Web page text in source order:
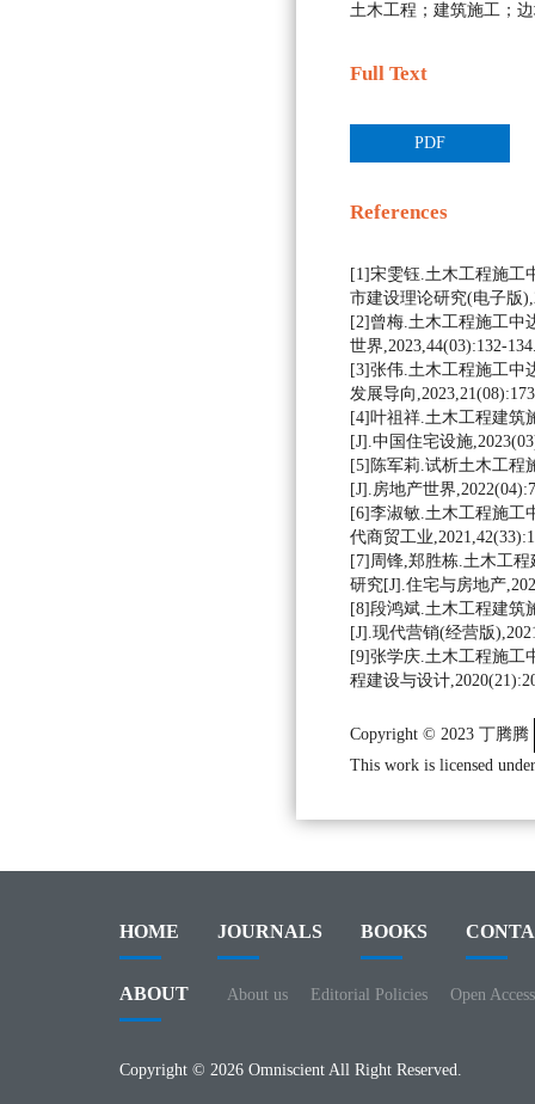
土木工程；建筑施工；
Full Text
PDF
References
[1]宋雯钰.土木工程施工
市建设理论研究(电子版
[2]曾梅.土木工程施工中
世界,2023,44(03):132-
[3]张伟.土木工程施工中
发展导向
[4]叶祖祥.土木工程建筑
[J].中国住宅设施
[5]陈军莉.试析土木工程
[J].房地产世界
[6]李淑敏.土木工程施工
代商贸工业
[7]周锋,郑胜栋.土木工
研究[J].住宅与房地产
[8]段鸿斌.土木工程建筑
[J].现代营销(经营版
[9]张学庆.土木工程施工
程建设与设计
Copyright © 2023 丁腾腾
This work is licensed
HOME JOURNALS BOOKS
ABOUT About us Editorial Policies Open
Copyright © 2026 Omniscient All Right Reserved.